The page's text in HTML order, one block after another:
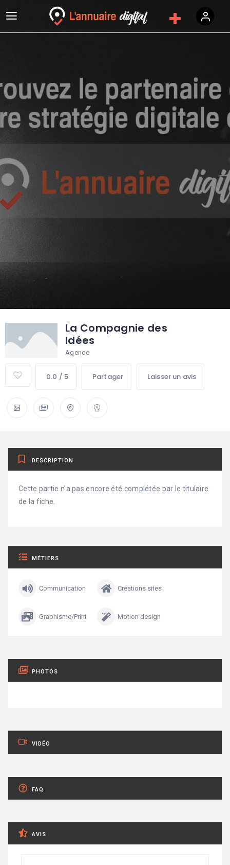
La Compagnie des
Idées
Agence
0.0 / 5 Partager Laisser un avis
DESCRIPTION
Cette partie n’a pas encore été complétée par le titulaire
de la fiche.
MÉTIERS
Communication Créations sites
Graphisme/Print Motion design
PHOTOS
VIDÉO
FAQ
AVIS